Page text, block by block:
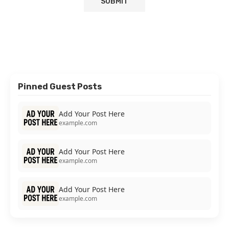
Pinned Guest Posts
Add Your Post Here
example.com
Add Your Post Here
example.com
Add Your Post Here
example.com